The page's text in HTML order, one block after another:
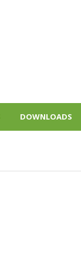
DOWNLOADS